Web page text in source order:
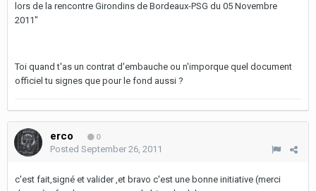
lors de la rencontre Girondins de Bordeaux-PSG du 05 Novembre
2011"
Toi quand t'as un contrat d'embauche ou n'imporque quel document
officiel tu signes que pour le fond aussi ?
erco 0
Posted September 26, 2011
c'est fait,signé et valider ,et bravo c'est une bonne initiative (merci